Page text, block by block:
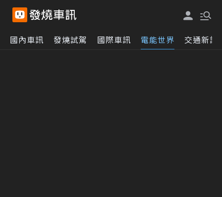
國內車訊 發燒試駕 國際車訊 電能世界 交通新訊